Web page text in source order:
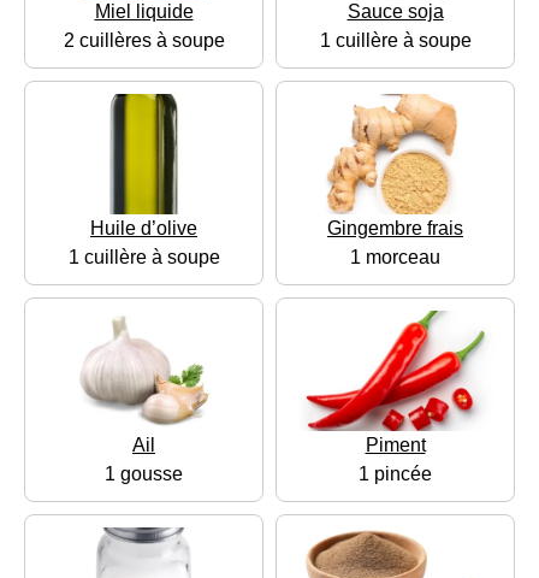
Miel liquide
2 cuillères à soupe
Sauce soja
1 cuillère à soupe
Huile d’olive
1 cuillère à soupe
Gingembre frais
1 morceau
Ail
1 gousse
Piment
1 pincée